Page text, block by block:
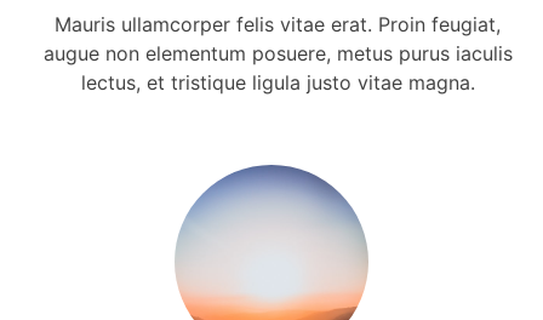
Mauris ullamcorper felis vitae erat. Proin feugiat,
augue non elementum posuere, metus purus iaculis
lectus, et tristique ligula justo vitae magna.